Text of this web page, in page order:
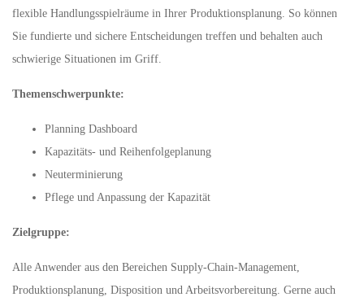
flexible Handlungsspielräume in Ihrer Produktionsplanung. So können
Sie fundierte und sichere Entscheidungen treffen und behalten auch
schwierige Situationen im Griff.
Themenschwerpunkte:
Planning Dashboard
Kapazitäts- und Reihenfolgeplanung
Neuterminierung
Pflege und Anpassung der Kapazität
Zielgruppe:
Alle Anwender aus den Bereichen Supply-Chain-Management,
Produktionsplanung, Disposition und Arbeitsvorbereitung. Gerne auch